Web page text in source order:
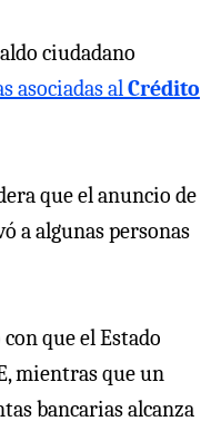
ciudadano
asociadas alCrédito
que el anuncio de
a algunas personas
que el Estado
mientras que un
bancarias alcanza